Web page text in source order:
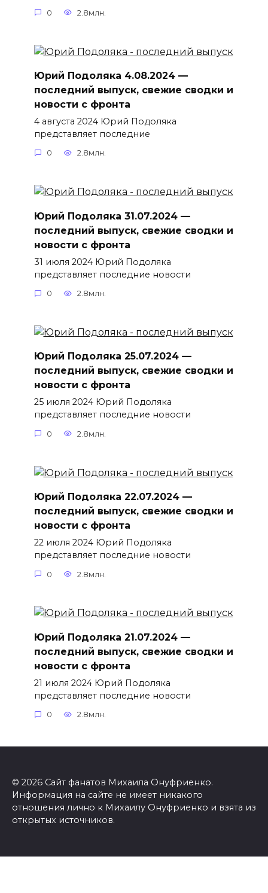
0 2.8млн.
Юрий Подоляка 4.08.2024 —
последний выпуск, свежие сводки и
новости с фронта
4 августа 2024 Юрий Подоляка
представляет последние
0 2.8млн.
Юрий Подоляка 31.07.2024 —
последний выпуск, свежие сводки и
новости с фронта
31 июля 2024 Юрий Подоляка
представляет последние новости
0 2.8млн.
Юрий Подоляка 25.07.2024 —
последний выпуск, свежие сводки и
новости с фронта
25 июля 2024 Юрий Подоляка
представляет последние новости
0 2.8млн.
Юрий Подоляка 22.07.2024 —
последний выпуск, свежие сводки и
новости с фронта
22 июля 2024 Юрий Подоляка
представляет последние новости
0 2.8млн.
Юрий Подоляка 21.07.2024 —
последний выпуск, свежие сводки и
новости с фронта
21 июля 2024 Юрий Подоляка
представляет последние новости
0 2.8млн.
© 2026 Сайт фанатов Михаила Онуфриенко.
Информация на сайте не имеет никакого
отношения лично к Михаилу Онуфриенко и взята из
открытых источников.